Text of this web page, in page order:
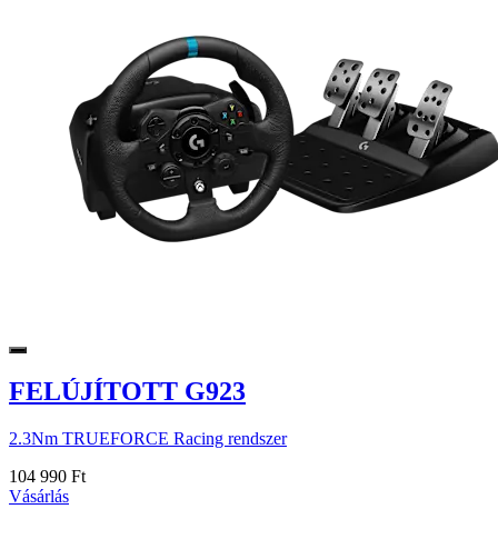
FELÚJÍTOTT G923
2.3Nm TRUEFORCE Racing rendszer
104 990 Ft
Vásárlás